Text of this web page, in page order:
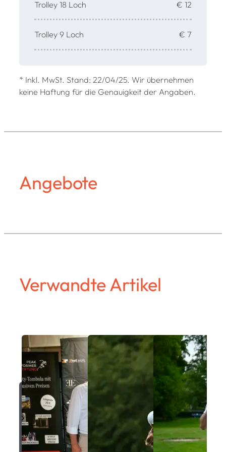
Trolley 18 Loch € 12
Trolley 9 Loch € 7
* Inkl. MwSt. Stand: 22/04/25. Wir übernehmen
keine Haftung für die Genauigkeit der Angaben.
Angebote
Verwandte Artikel